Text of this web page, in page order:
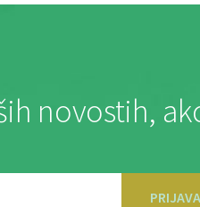
novostih,
PRIJAVA